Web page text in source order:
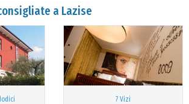
a Lazise
7 Vizi